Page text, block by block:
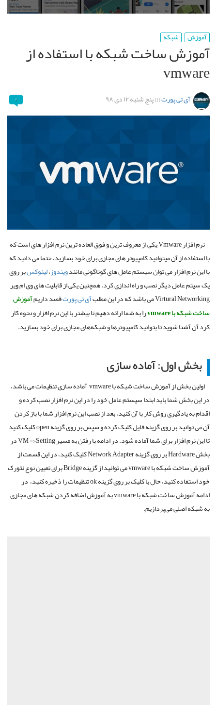
آموزش شبکه
آموزش ساخت شبکه با استفاده از
vmware
آی تی پورت:::پنج شنبه ۱۲ دی ۹۸ ۰
نرم افزار Vmware یکی از معروف ترین و فوق العاده ترین نرم افزار های است که
با استفاده از آن میتوانید کامپیوتر های مجازی برای خود بسازید، حتما می دانید که
با این نرم افزار می توان سیستم‌ عامل های گوناگونی مانندویندوز،لینوکسبر روی
یک سیتم عامل دیگر نصب و راه اندازی کرد. همچنین یکی از قابلیت های وی ام ویر
Virtural Networking می باشد که در این مطلب
آی تی پورتقصد داریمآموزش
ساخت شبکه با vmware
را به شما ارائه دهیم تا بیشتر با این نرم افزار و نحوه کار
کرد آن آشنا شوید تا بتوانید کامپیوترها و شبکه‌های مجازی برای خود بسازید.
بخش اول: آماده سازی
اولین بخش از آموزش ساخت شبکه با vmware آماده سازی تنظیمات می باشد،
در این بخش شما باید ابتدا سیستم عامل خود را در این نرم افزار نصب کرده و
اقدام به یادگیری روش کار با آن کنید، بعد از نصب این نرم افزار شما با باز کردن
آن می توانید بر روی گزینه فایل کلیک کرده و سپس بر روی گزینه open کلیک کنید
تا این نرم افزار برای شما آماده شود. در ادامه با رفتن به مسیر VM ->Setting در
بخش Hardware بر روی گزینه Network Adapter کلیک کنید، در این قسمت از
آموزش ساخت شبکه با vmware می توانید از گزینه Bridge برای تعیین نوع نتورک
خود استفاده کنید، حال با کلیک بر روی گزینه ok تنظیمات را ذخیره کنید، در
ادامه آموزش ساخت شبکه با vmware به آموزش اضافه کردن شبکه ‌های مجازی
به شبکه اصلی می‌پردازیم.